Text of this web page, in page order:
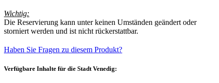
Wichtig:
Die Reservierung kann unter keinen Umständen geändert oder
storniert werden und ist nicht rückerstattbar.
Haben Sie Fragen zu diesem Produkt?
Verfügbare Inhalte für die Stadt Venedig: